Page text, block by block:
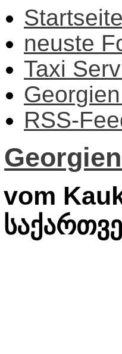
Startseite
neuste
Taxi
RSS-
vom